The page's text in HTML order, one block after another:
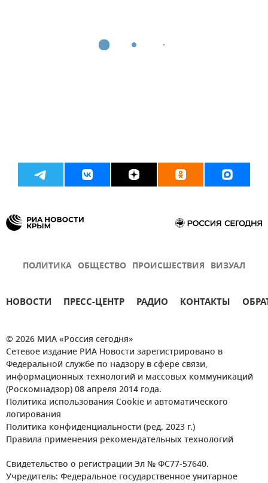
ПОЛИТИКА ОБЩЕСТВО ПРОИСШЕСТВИЯ ВИЗУАЛ
НОВОСТИ ПРЕСС-ЦЕНТР РАДИО КОНТАКТЫ
© 2026 МИА «Россия сегодня»
Сетевое издание РИА Новости зарегистрировано в
Федеральной службе по надзору в сфере связи,
информационных технологий и массовых коммуникаций
(Роскомнадзор) 08 апреля 2014 года.
Политика использования Cookie и автоматического
логирования
Политика конфиденциальности (ред. 2023 г.)
Правила применения рекомендательных технологий
Свидетельство о регистрации Эл № ФС77-57640.
Учредитель: Федеральное государственное унитарное